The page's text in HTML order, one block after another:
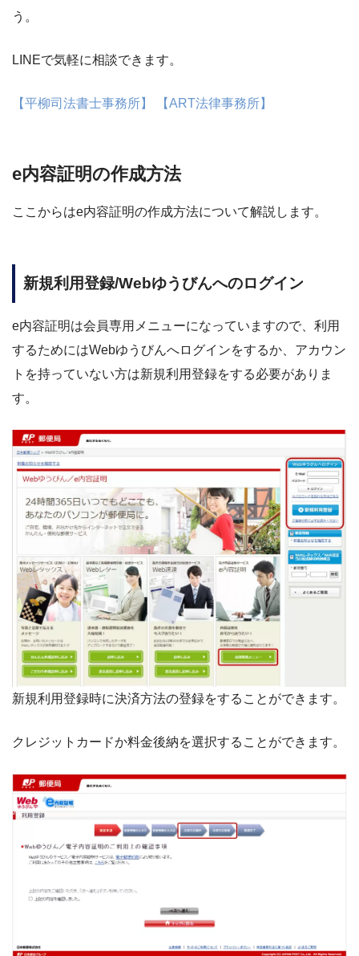
う。
LINEで気軽に相談できます。
【平柳司法書士事務所】 【ART法律事務所】
e内容証明の作成方法
ここからはe内容証明の作成方法について解説します。
新規利用登録/Webゆうびんへのログイン
e内容証明は会員専用メニューになっていますので、利用
するためにはWebゆうびんへログインをするか、アカウン
トを持っていない方は新規利用登録をする必要がありま
す。
新規利用登録時に決済方法の登録をすることができます。
クレジットカードか料金後納を選択することができます。